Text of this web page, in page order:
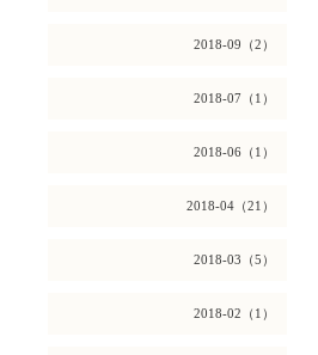
2018-09（2）
2018-07（1）
2018-06（1）
2018-04（21）
2018-03（5）
2018-02（1）